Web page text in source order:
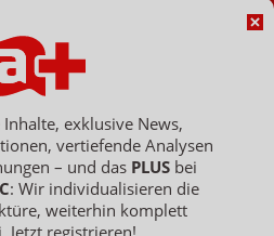
exklusive News,
vertiefende Analysen
– und das PLUS bei
: Wir individualisieren die
weiterhin komplett
Jetzt registrieren!